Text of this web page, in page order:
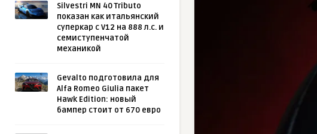
Silvestri MN 40 Tributo
показан как итальянский
суперкар с V12 на 888 л.с. и
семиступенчатой
механикой
Gevalto подготовила для
Alfa Romeo Giulia пакет
Hawk Edition: новый
бампер стоит от 670 евро